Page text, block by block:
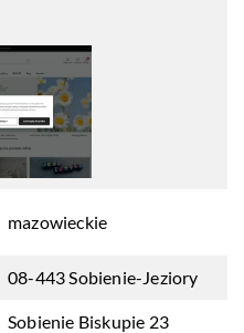
mazowieckie
08-443 Sobienie-Jeziory
Sobienie Biskupie 23